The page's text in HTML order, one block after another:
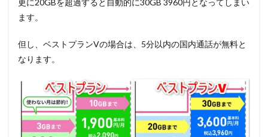
更に20GBを超過すると自動的に30GB 3960円となってしまい
ます。
但し、ベストプランVの場合は、5分以内の国内通話が無料と
なります。